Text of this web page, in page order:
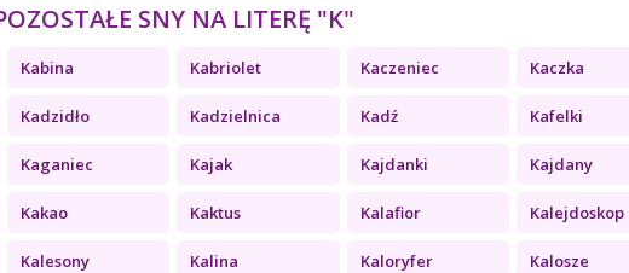
SNY NA LITERĘ "K"
Kabina Kabriolet Kaczeniec Kaczka
Kadzidło Kadzielnica Kadź Kafelki
Kaganiec Kajak Kajdanki Kajdany
Kakao Kaktus Kalafior Kalejdoskop
Kalesony Kalina Kaloryfer Kalosze